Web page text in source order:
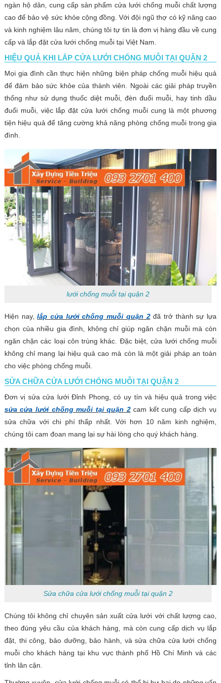
ngàn hộ dân, cung cấp sản phẩm cửa lưới chống muỗi chất lượng
cao để bảo vệ sức khỏe cộng đồng. Với đội ngũ thợ có kỹ năng cao
và kinh nghiệm lâu năm, chúng tôi tự tin là đơn vị hàng đầu về cung
cấp và lắp đặt cửa lưới chống muỗi tại Việt Nam.
HIỆU QUẢ KHI LẮP CỬA LƯỚI CHỐNG MUỖI TẠI QUẬN 2
Mọi gia đình cần thực hiện những biện pháp chống muỗi hiệu quả
để đảm bảo sức khỏe của thành viên. Ngoài các giải pháp truyền
thống như sử dụng thuốc diệt muỗi, đèn đuổi muỗi, hay tinh dầu
đuổi muỗi, việc lắp đặt cửa lưới chống muỗi cung là một phương
tiện hiệu quả để tăng cường khả năng phòng chống muỗi trong gia
đình.
lưới chống muỗi tại quận 2
Hiện nay,lắp cửa lưới chống muỗi quận 2đã trở thành sự lựa
chọn của nhiều gia đình, không chỉ giúp ngăn chặn muỗi mà còn
ngăn chặn các loại côn trùng khác. Đặc biệt, cửa lưới chống muỗi
không chỉ mang lại hiệu quả cao mà còn là một giải pháp an toàn
cho việc phòng chống muỗi.
SỬA CHỮA CỬA LƯỚI CHỐNG MUỖI TẠI QUẬN 2
Đơn vị sửa cửa lưới Đỉnh Phong, có uy tín và hiệu quả trong việc
sửa cửa lưới chống muỗi tại quận 2cam kết cung cấp dịch vụ
sửa chữa với chi phí thấp nhất. Với hơn 10 năm kinh nghiệm,
chúng tôi cam đoan mang lại sự hài lòng cho quý khách hàng.
Sửa chữa cửa lưới chống muỗi tại quận 2
Chúng tôi không chỉ chuyên sản xuất cửa lưới với chất lượng cao,
theo đúng yêu cầu của khách hàng, mà còn cung cấp dịch vụ lắp
đặt, thi công, bảo dưỡng, bảo hành, và sửa chữa cửa lưới chống
muỗi cho khách hàng tại khu vực thành phố Hồ Chí Minh và các
tỉnh lân cận.